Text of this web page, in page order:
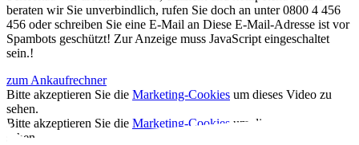
beraten wir Sie unverbindlich, rufen Sie doch an unter 0800 4 456
456 oder schreiben Sie eine E-Mail an Diese E-Mail-Adresse ist vor
Spambots geschützt! Zur Anzeige muss JavaScript eingeschaltet
sein.!
zum Ankaufrechner
Bitte akzeptieren Sie die Marketing-Cookies um dieses Video zu
sehen.
Bitte akzeptieren Sie die Marketing-Cookies um dieses Video zu
sehen.